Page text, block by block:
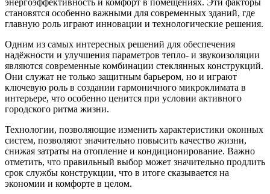
энергоэффективность и комфорт в помещениях. Эти факторы
становятся особенно важными для современных зданий, где
главную роль играют инновации и технологические решения.
Одним из самых интересных решений для обеспечения
надёжности и улучшения параметров тепло- и звукоизоляции
являются современные комбинации стеклянных конструкций.
Они служат не только защитным барьером, но и играют
ключевую роль в создании гармоничного микроклимата в
интерьере, что особенно ценится при условии активного
городского ритма жизни.
Технологии, позволяющие изменить характеристики оконных
систем, позволяют значительно повысить качество жизни,
снижая затраты на отопление и кондиционирование. Важно
отметить, что правильный выбор может значительно продлить
срок службы конструкции, что в итоге сказывается на
экономии и комфорте в целом.